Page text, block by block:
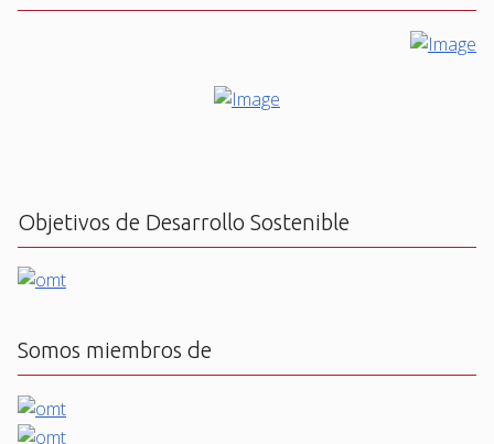
Objetivos de Desarrollo Sostenible
Somos miembros de